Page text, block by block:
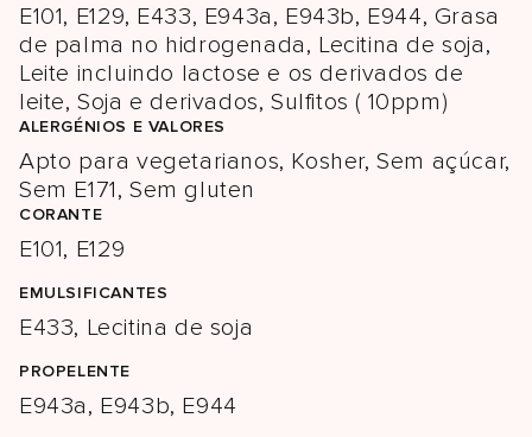
E101, E129, E433, E943a, E943b, E944, Grasa
de palma no hidrogenada, Lecitina de soja,
Leite incluindo lactose e os derivados de
leite, Soja e derivados, Sulfitos ( 10ppm)
ALERGÉNIOS E VALORES
Apto para vegetarianos, Kosher, Sem açúcar,
Sem E171, Sem gluten
CORANTE
E101, E129
EMULSIFICANTES
E433, Lecitina de soja
PROPELENTE
E943a, E943b, E944